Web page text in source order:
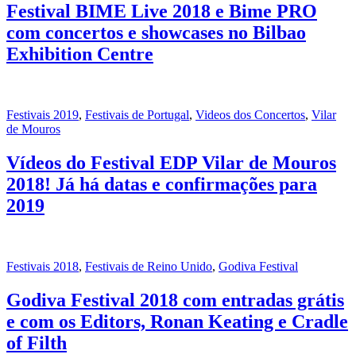
Festival BIME Live 2018 e Bime PRO
com concertos e showcases no Bilbao
Exhibition Centre
Festivais 2019, Festivais de Portugal, Videos dos Concertos, Vilar
de Mouros
Vídeos do Festival EDP Vilar de Mouros
2018! Já há datas e confirmações para
2019
Festivais 2018, Festivais de Reino Unido, Godiva Festival
Godiva Festival 2018 com entradas grátis
e com os Editors, Ronan Keating e Cradle
of Filth